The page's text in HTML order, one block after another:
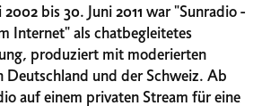
bis 30. Juni 2011 war "Sunradio -
Internet" als chatbegleitetes
produziert mit moderierten
und der Schweiz. Ab
auf einem privaten Stream für eine